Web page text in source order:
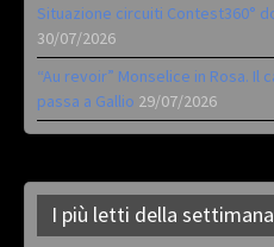
Situazione circuiti Contest360°
30/07/2026
“Au revoir” Monselice in Rosa. Il
passa a Gallio 29/07/2026
I più letti della settimana